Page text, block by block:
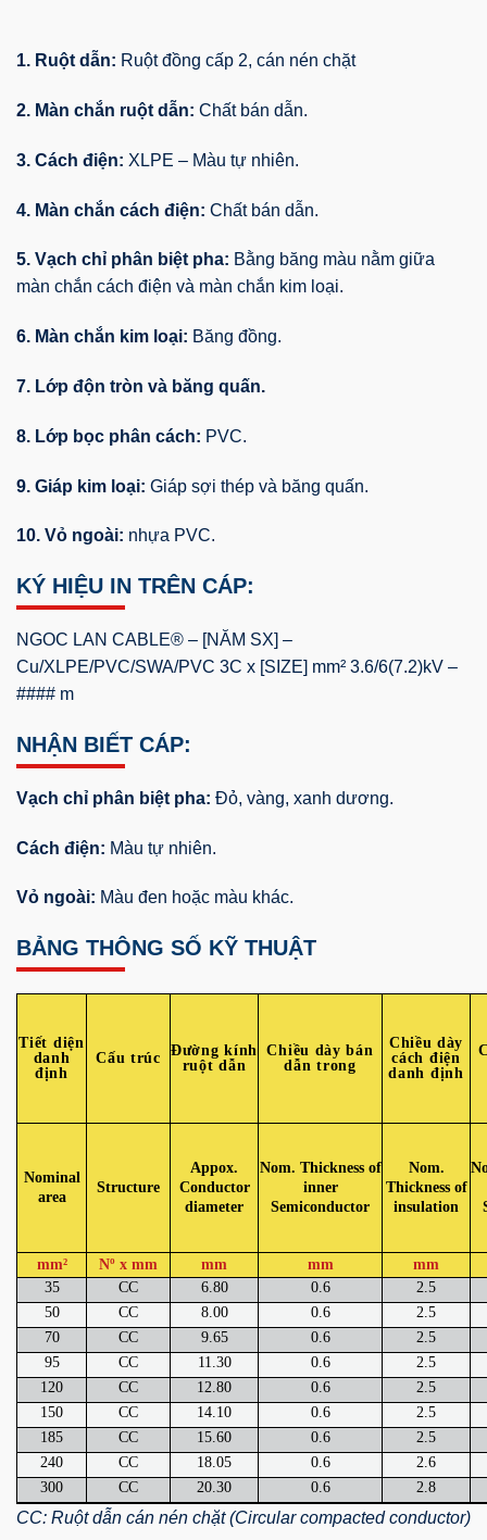
1. Ruột dẫn: Ruột đồng cấp 2, cán nén chặt
2. Màn chắn ruột dẫn: Chất bán dẫn.
3. Cách điện: XLPE – Màu tự nhiên.
4. Màn chắn cách điện: Chất bán dẫn.
5. Vạch chỉ phân biệt pha: Bằng băng màu nằm giữa
màn chắn cách điện và màn chắn kim loại.
6. Màn chắn kim loại: Băng đồng.
7. Lớp độn tròn và băng quấn.
8. Lớp bọc phân cách: PVC.
9. Giáp kim loại: Giáp sợi thép và băng quấn.
10. Vỏ ngoài: nhựa PVC.
KÝ HIỆU IN TRÊN CÁP:
NGOC LAN CABLE® – [NĂM SX] –
Cu/XLPE/PVC/SWA/PVC 3C x [SIZE] mm² 3.6/6(7.2)kV –
#### m
NHẬN BIẾT CÁP:
Vạch chỉ phân biệt pha: Đỏ, vàng, xanh dương.
Cách điện: Màu tự nhiên.
Vỏ ngoài: Màu đen hoặc màu khác.
BẢNG THÔNG SỐ KỸ THUẬT
Tiết diện
danh
định
Cấu trúc
Đường kính
ruột dẫn
Chiều dày bán
dẫn trong
Chiều dày
cách điện
danh định
Nominal
area
Structure
Appox.
Conductor
diameter
Nom. Thickness of
inner
Semiconductor
Nom.
Thickness of
insulation
mm² Nº x mm mm mm
mm
35
CC 6.80 0.6
2.5
50
CC 8.00 0.6
2.5
70
CC 9.65 0.6
2.5
95
CC 11.30 0.6
2.5
120
CC 12.80 0.6
2.5
150
CC 14.10 0.6
2.5
185
CC 15.60 0.6
2.5
240
CC 18.05 0.6
2.6
300
CC 20.30 0.6 2.8
CC: Ruột dẫn cán nén chặt (Circular compacted conductor)